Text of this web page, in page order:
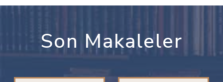
Son Makaleler